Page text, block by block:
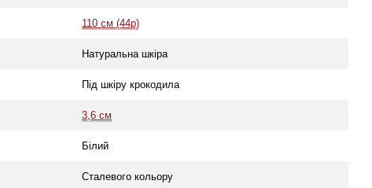
110 см (44р)
Натуральна шкіра
Під шкіру крокодила
3,6 см
Білий
Сталевого кольору